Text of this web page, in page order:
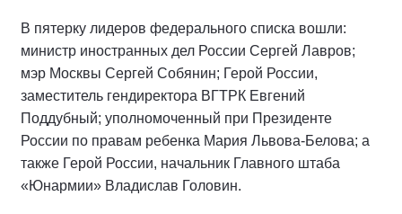
В пятерку лидеров федерального списка вошли:
министр иностранных дел России Сергей Лавров;
мэр Москвы Сергей Собянин; Герой России,
заместитель гендиректора ВГТРК Евгений
Поддубный; уполномоченный при Президенте
России по правам ребенка Мария Львова-Белова; а
также Герой России, начальник Главного штаба
«Юнармии» Владислав Головин.